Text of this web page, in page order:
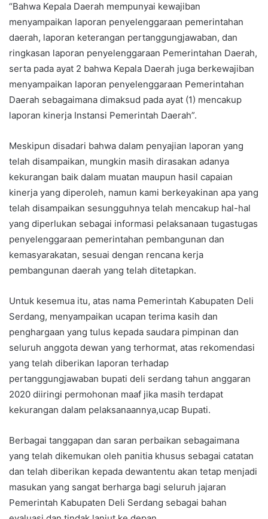
“Bahwa Kepala Daerah mempunyai kewajiban
menyampaikan laporan penyelenggaraan pemerintahan
daerah, laporan keterangan pertanggungjawaban, dan
ringkasan laporan penyelenggaraan Pemerintahan Daerah,
serta pada ayat 2 bahwa Kepala Daerah juga berkewajiban
menyampaikan laporan penyelenggaraan Pemerintahan
Daerah sebagaimana dimaksud pada ayat (1) mencakup
laporan kinerja Instansi Pemerintah Daerah”.
Meskipun disadari bahwa dalam penyajian laporan yang
telah disampaikan, mungkin masih dirasakan adanya
kekurangan baik dalam muatan maupun hasil capaian
kinerja yang diperoleh, namun kami berkeyakinan apa yang
telah disampaikan sesungguhnya telah mencakup hal-hal
yang diperlukan sebagai informasi pelaksanaan tugastugas
penyelenggaraan pemerintahan pembangunan dan
kemasyarakatan, sesuai dengan rencana kerja
pembangunan daerah yang telah ditetapkan.
Untuk kesemua itu, atas nama Pemerintah Kabupaten Deli
Serdang, menyampaikan ucapan terima kasih dan
penghargaan yang tulus kepada saudara pimpinan dan
seluruh anggota dewan yang terhormat, atas rekomendasi
yang telah diberikan laporan terhadap
pertanggungjawaban bupati deli serdang tahun anggaran
2020 diiringi permohonan maaf jika masih terdapat
kekurangan dalam pelaksanaannya,ucap Bupati.
Berbagai tanggapan dan saran perbaikan sebagaimana
yang telah dikemukan oleh panitia khusus sebagai catatan
dan telah diberikan kepada dewantentu akan tetap menjadi
masukan yang sangat berharga bagi seluruh jajaran
Pemerintah Kabupaten Deli Serdang sebagai bahan